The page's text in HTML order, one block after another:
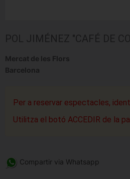
POL JIMÉNEZ "CAFÉ DE
Mercat de les Flors
Barcelona
Per a reservar espectacles,
Utilitza el botó ACCEDIR de la
Compartir via Whatsapp